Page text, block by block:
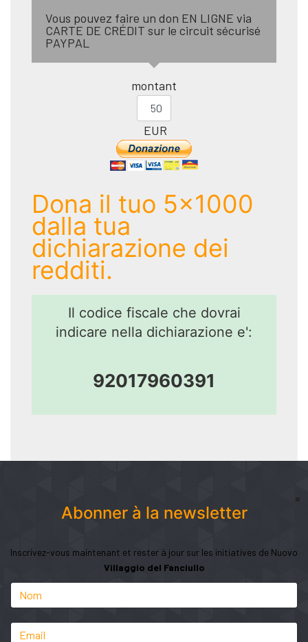
Vous pouvez faire un don EN LIGNE via
CARTE DE CRÉDIT sur le circuit sécurisé
PAYPAL
montant
EUR
Dona il tuo 5x1000
dalla tua
dichiarazione dei
redditi.
Il codice fiscale che dovrai
indicare nella dichiarazione e':
92017960391
Abonner à la newsletter
Inscrivez-vous maintenant et rester à jour sur les initiatives de Nuovo
Villaggio del Fanciullo